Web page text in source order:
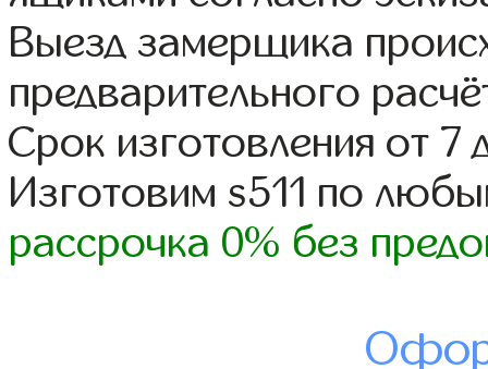
Выезд замерщика
предварительного
Срок изготовления от 7
Изготовим s511 по
рассрочка 0% без